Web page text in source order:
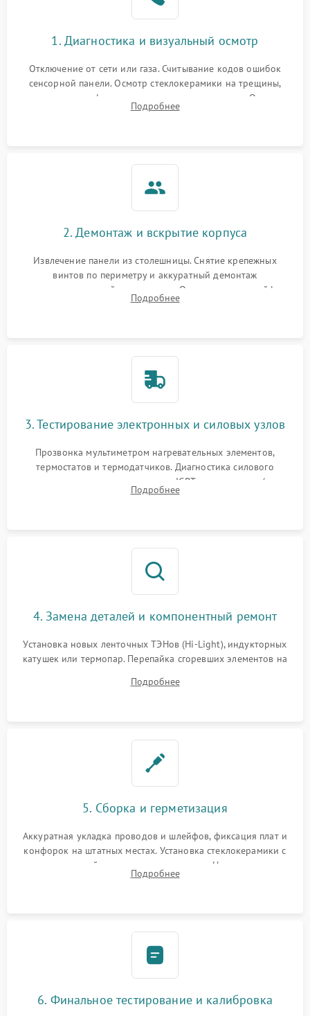
1. Диагностика и визуальный осмотр
Отключение от сети или газа. Считывание кодов ошибок
сенсорной панели. Осмотр стеклокерамики на трещины,
проверка конфорок на равномерность нагрева. Опрос
клиента о симптомах (не включается, не видит посуду,
Подробнее
2. Демонтаж и вскрытие корпуса
Извлечение панели из столешницы. Снятие крепежных
винтов по периметру и аккуратный демонтаж
стеклокерамической поверхности. Отсоединение шлейфов
сенсорного блока для доступа к силовым платам, катушкам
Подробнее
3. Тестирование электронных и силовых узлов
Прозвонка мультиметром нагревательных элементов,
термостатов и термодатчиков. Диагностика силового
модуля, реле, диодных мостов и IGBT-транзисторов (для
индукции). Проверка кранов и газ-контроля (для газовых
Подробнее
4. Замена деталей и компонентный ремонт
Установка новых ленточных ТЭНов (Hi-Light), индукторных
катушек или термопар. Перепайка сгоревших элементов на
дорожек. Очистка контактов и замена поврежденной
Подробнее
5. Сборка и герметизация
Аккуратная укладка проводов и шлейфов, фиксация плат и
конфорок на штатных местах. Установка стеклокерамики с
проверкой равномерности зазоров. Нанесение
термостойкого герметика или укладка уплотнительной
Подробнее
6. Финальное тестирование и калибровка